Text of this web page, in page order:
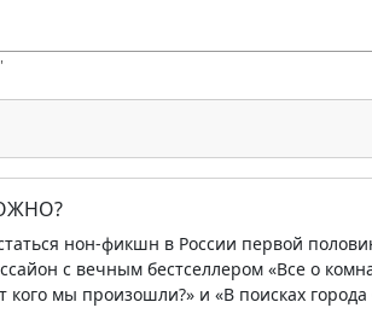
нон-фикшн в России первой
с вечным бестселлером «Все о
мы произошли?» и «В поисках города